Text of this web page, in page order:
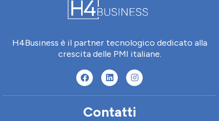
Contatti
H4Business è il partner tecnologico dedicato alla
crescita delle PMI italiane.